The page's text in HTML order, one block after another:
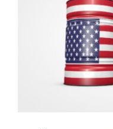
US-Ölförderung
und Sanktionen
Heizöl